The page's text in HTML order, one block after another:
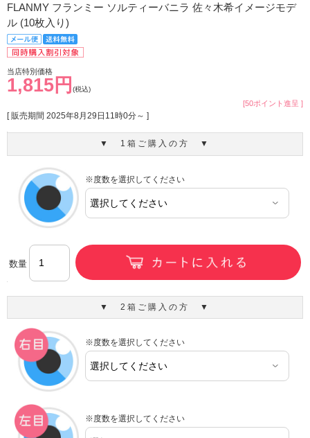
FLANMY フランミー ソルティーバニラ 佐々木希イメージモデ
ル (10枚入り)
当店特別価格
1,815円 (税込)
[50ポイント進呈 ]
[ 販売期間 2025年8月29日11時0分～ ]
▼ 1箱ご購入の方 ▼
※度数を選択してください
数量
▼ 2箱ご購入の方 ▼
※度数を選択してください
※度数を選択してください